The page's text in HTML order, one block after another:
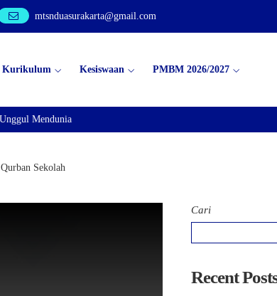
mtsnduasurakarta@gmail.com
Kurikulum Kesiswaan PMBM 2026/2027
Mendunia
Qurban Sekolah
Cari
Recent